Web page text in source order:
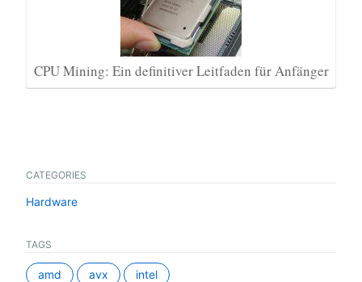
CPU Mining: Ein definitiver Leitfaden für Anfänger
CATEGORIES
Hardware
TAGS
amd avx intel